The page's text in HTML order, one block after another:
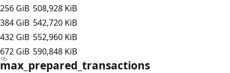
256 GiB 508,928 KiB
384 GiB 542,720 KiB
432 GiB 552,960 KiB
672 GiB 590,848 KiB
max_prepared_transactions